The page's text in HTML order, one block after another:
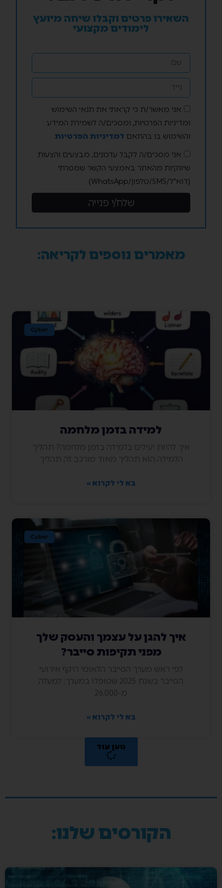
השאירו פרטים וקבלו שיחה מיועץ
לימודים מקצועי
אני מאשר/ת כי קראתי את תנאי השימוש
ומדיניות הפרטיות, ומסכים/ה לשמירת המידע
והשימוש בו בהתאם למדיניות הפרטיות
אני מסכים/ה לקבל עדכונים, מבצעים והצעות
שיווקיות מהאתר באמצעי הקשר שמסרתי
(דוא"ל/SMS/טלפון/WhatsApp)
שלח/י פנייה
מאמרים נוספים לקריאה:
Cyber
למידה בזמן מלחמה
איך להיות יעילים בלמידה בזמן מלחמה? תהליך
הלמידה הוא תהליך מאוד מורכב זה תהליך
בא לי לקרוא »
Cyber
איך להגן על עצמך והעסק שלך
מפני תקיפות סייבר?
לפי ראש מערך הסייבר הלאומי היקף אירועי
הסייבר בשנת 2025 שטופלו במערך: למעלה
מ-26,000
בא לי לקרוא »
טען עוד
הקורסים שלנו: